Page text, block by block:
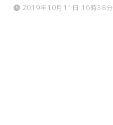
2019年10月11日 16時58分